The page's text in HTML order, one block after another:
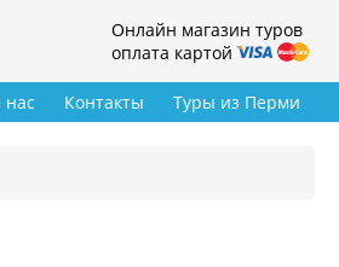
Онлайн магазин туров
оплата картой
Туры из Перми
нас Контакты